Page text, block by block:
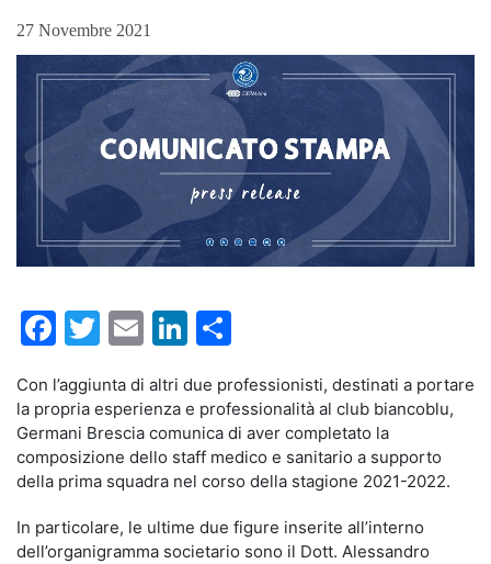
27 Novembre 2021
Facebook
Twitter
EmailLinkedIn
Con l’aggiunta di altri due professionisti, destinati a portare
la propria esperienza e professionalità al club biancoblu,
Germani Brescia comunica di aver completato la
composizione dello staff medico e sanitario a supporto
della prima squadra nel corso della stagione 2021-2022.
In particolare, le ultime due figure inserite all’interno
dell’organigramma societario sono il Dott. Alessandro